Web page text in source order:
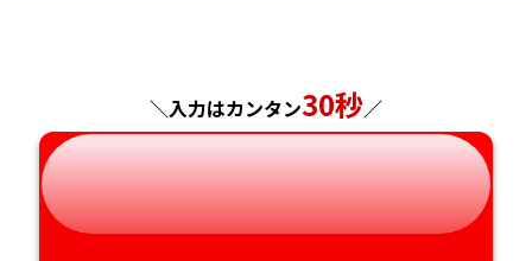
神奈川県
岐阜県
静岡県
奈良県
和歌山県
広島県
山口県
徳島県
長崎県
熊本県
大分県
＼入力はカンタン30秒／